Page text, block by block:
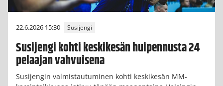
22.6.2026 15:30 Susijengi
Susijengi kohti keskikesän huipennusta 24
pelaajan vahvuisena
Susijengin valmistautuminen kohti keskikesän MM-